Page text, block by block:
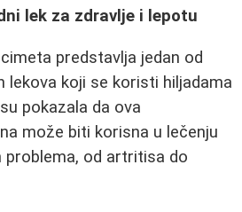
lek za zdravlje i lepotu
predstavlja jedan od
lekova koji se koristi hiljadama
pokazala da ova
može biti korisna u lečenju
problema, od artritisa do